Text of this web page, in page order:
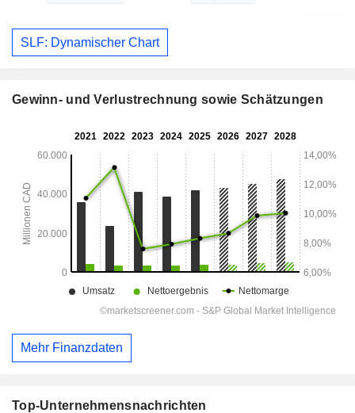
SLF: Dynamischer Chart
Gewinn- und Verlustrechnung sowie Schätzungen
Mehr Finanzdaten
Top-Unternehmensnachrichten